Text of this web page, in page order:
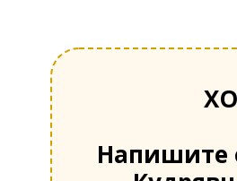
Напишите